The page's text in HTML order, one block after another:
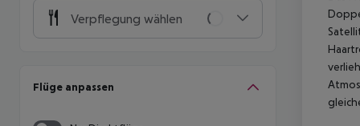
Verpflegung wählen
Flüge anpassen